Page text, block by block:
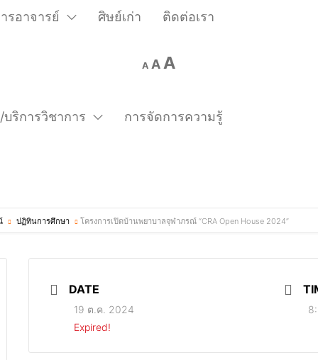
รอาจารย์ ศิษย์เก่า ติดต่อเรา
A AA
ริการวิชาการ การจัดการความรู้
ปฏิทินการศึกษา โครงการเปิดบ้านพยาบาลจุฬาภรณ์ “CRA Open House 2024”
DATE
19 ต.ค. 2024
Expired!